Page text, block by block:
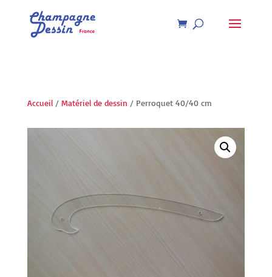
Accueil/ Matériel de dessin / Perroquet 40/40 cm